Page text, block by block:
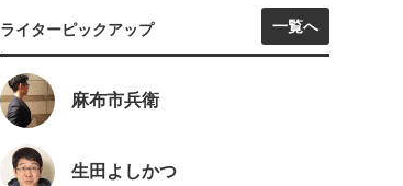
ライターピックアップ 一覧へ
麻布市兵衛
生田よしかつ